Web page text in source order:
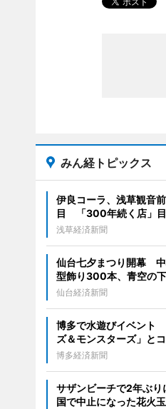
みん経トピックス
伊良コーラ、浅草観音
目 「300年続く店」
浅草経済新聞
仙台七夕まつり開幕
型飾り300本、青空の
仙台経済新聞
博多で水遊びイベント
ズ＆モンスターズ」と
博多経済新聞
サザンビーチで2年ぶ
国で中止になった花火